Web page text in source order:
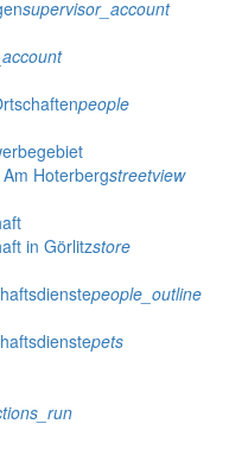
supervisor_account
people
Hoterbergstreetview
in Görlitzstore
people_outline
pets